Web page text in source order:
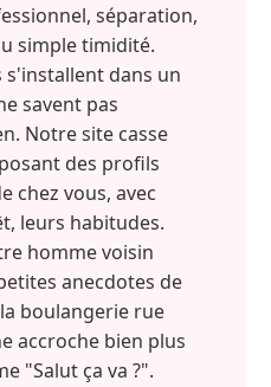
séparation,
simple timidité.
dans un
savent pas
Notre site casse
des profils
chez vous, avec
leurs habitudes.
homme voisin
anecdotes de
boulangerie rue
accroche bien plus
"Salut ça va ?".